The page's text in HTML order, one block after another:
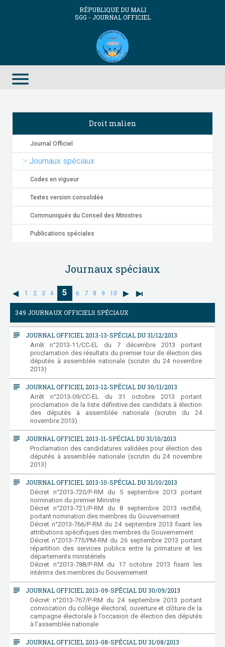
RÉPUBLIQUE DU MALI
SGG - JOURNAL OFFICIEL
menu
Droit malien
Journal Officiel
Journaux spéciaux
Codes en vigueur
Textes version consolidée
Communiqués du Conseil des Ministres
Publications spéciales
Journaux spéciaux
1 2 3 4 5 6 7 8 9 10
349 JOURNAUX OFFICIELS SPÉCIAUX
subject JOURNAL OFFICIEL 2013-13-SPÉCIAL DU 31/12/2013
Arrêt n°2013-11/CC-EL du 7 décembre 2013 portant
proclamation des résultats du premier tour de élection des
députés à assemblée nationale (scrutin du 24 novembre
2013)
subject JOURNAL OFFICIEL 2013-12-SPÉCIAL DU 30/11/2013
Arrêt n°2013-09/CC-EL du 31 octobre 2013 portant
proclamation de la liste définitive des candidats à élection
des députés à assemblée nationale (scrutin du 24
novembre 2013)
subject JOURNAL OFFICIEL 2013-11-SPÉCIAL DU 31/10/2013
Proclamation des candidatures validées pour élection des
députés à assemblée nationale (scrutin du 24 novembre
2013)
subject JOURNAL OFFICIEL 2013-10-SPÉCIAL DU 31/10/2013
Décret n°2013-720/P-RM du 5 septembre 2013 portant
nomination du premier Ministre
Décret n°2013-721/P-RM du 8 septembre 2013 rectifié,
portant nomination des membres du Gouvernement
Décret n°2013-766/P-RM du 24 septembre 2013 fixant les
attributions spécifiques des membres du Gouvernement
Décret n°2013-775/PM-RM du 26 septembre 2013 portant
répartition des services publics entre la primature et les
départements ministériels
Décret n°2013-788/P-RM du 17 octobre 2013 fixant les
intérims des membres du Gouvernement
subject JOURNAL OFFICIEL 2013-09-SPÉCIAL DU 30/09/2013
Décret n°2013-767/P-RM du 24 septembre 2013 portant
convocation du collège électoral, ouverture et clôture de la
campagne électorale à l’occasion de élection des députés
à l’assemblée nationale
subject JOURNAL OFFICIEL 2013-08-SPÉCIAL DU 31/08/2013